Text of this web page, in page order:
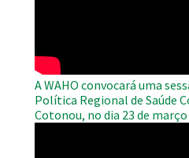
A WAHO convocará uma
Política Regional de Saúde
Cotonou, no dia 23 de março